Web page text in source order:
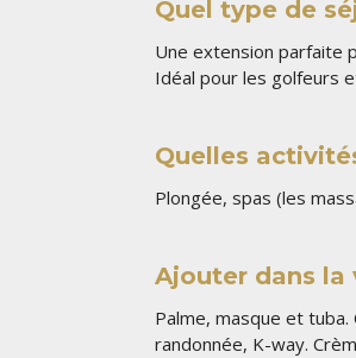
Quel type de
Une extension parfaite
Idéal pour les golfeurs
Quelles
Plongée, spas (les
Ajouter dans la
Palme, masque et
randonnée, K-way.